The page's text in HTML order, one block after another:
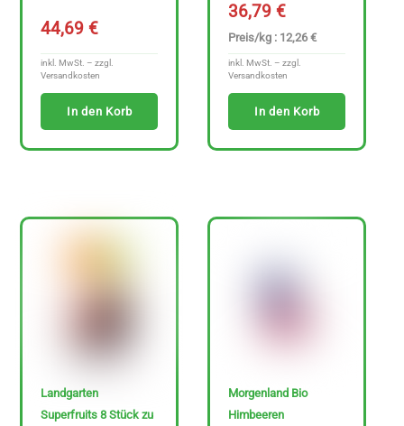
44,69€
inkl. MwSt. – zzgl.
Versandkosten
In den Korb
36,79€
Preis/kg : 12,26 €
inkl. MwSt. – zzgl.
Versandkosten
In den Korb
Landgarten
Superfruits 8 Stück zu
Morgenland Bio
Himbeeren